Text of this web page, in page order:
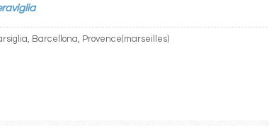
Barcellona, Provence(marseilles)